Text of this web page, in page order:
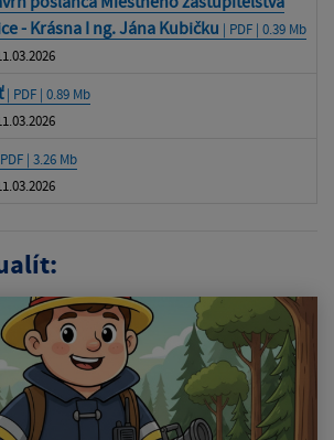
- Krásna I ng. Jána Kubičku | PDF | 0.39 Mb
| PDF | 0.89 Mb
| 3.26 Mb